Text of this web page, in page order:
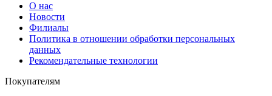
О нас
Новости
Филиалы
Политика в отношении обработки персональных
данных
Рекомендательные технологии
Покупателям